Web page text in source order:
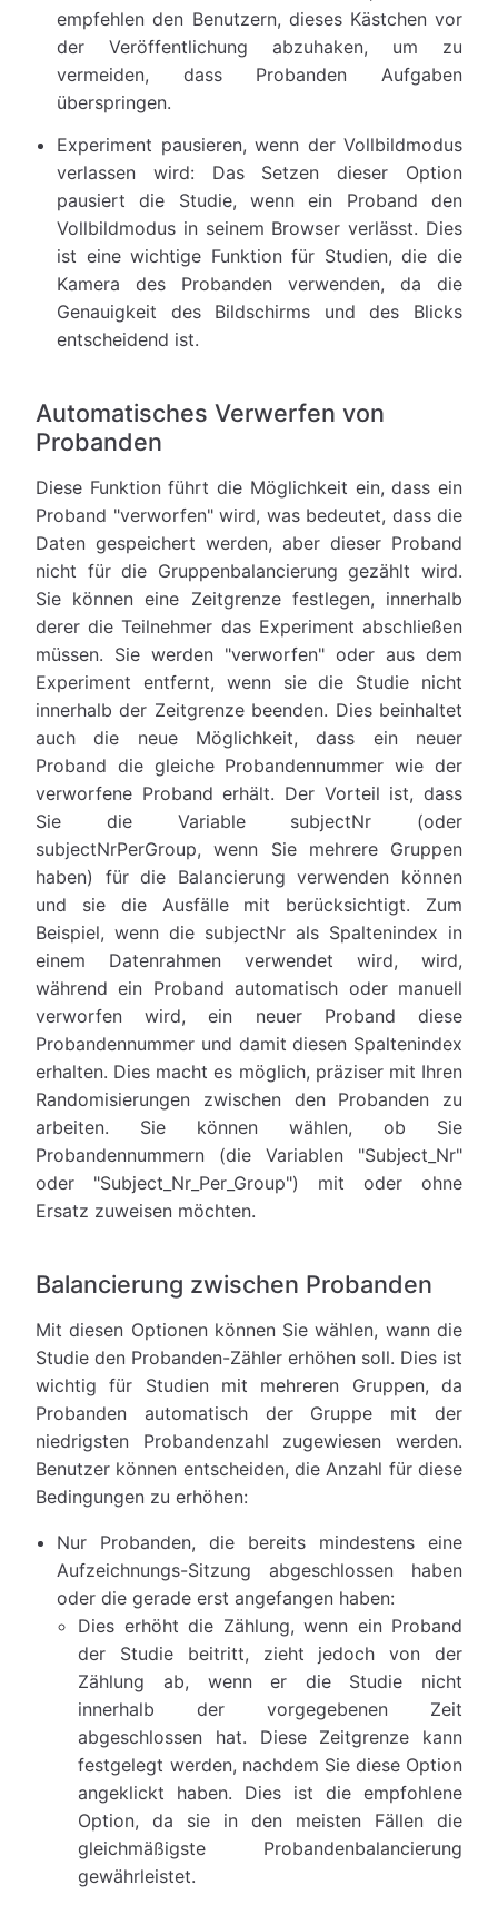
empfehlen den Benutzern, dieses Kästchen vor
der Veröffentlichung abzuhaken, um zu
vermeiden, dass Probanden Aufgaben
überspringen.
Experiment pausieren, wenn der Vollbildmodus
verlassen wird: Das Setzen dieser Option
pausiert die Studie, wenn ein Proband den
Vollbildmodus in seinem Browser verlässt. Dies
ist eine wichtige Funktion für Studien, die die
Kamera des Probanden verwenden, da die
Genauigkeit des Bildschirms und des Blicks
entscheidend ist.
Automatisches Verwerfen von
Probanden
Diese Funktion führt die Möglichkeit ein, dass ein
Proband "verworfen" wird, was bedeutet, dass die
Daten gespeichert werden, aber dieser Proband
nicht für die Gruppenbalancierung gezählt wird.
Sie können eine Zeitgrenze festlegen, innerhalb
derer die Teilnehmer das Experiment abschließen
müssen. Sie werden "verworfen" oder aus dem
Experiment entfernt, wenn sie die Studie nicht
innerhalb der Zeitgrenze beenden. Dies beinhaltet
auch die neue Möglichkeit, dass ein neuer
Proband die gleiche Probandennummer wie der
verworfene Proband erhält. Der Vorteil ist, dass
Sie die Variable subjectNr (oder
subjectNrPerGroup, wenn Sie mehrere Gruppen
haben) für die Balancierung verwenden können
und sie die Ausfälle mit berücksichtigt. Zum
Beispiel, wenn die subjectNr als Spaltenindex in
einem Datenrahmen verwendet wird, wird,
während ein Proband automatisch oder manuell
verworfen wird, ein neuer Proband diese
Probandennummer und damit diesen Spaltenindex
erhalten. Dies macht es möglich, präziser mit Ihren
Randomisierungen zwischen den Probanden zu
arbeiten. Sie können wählen, ob Sie
Probandennummern (die Variablen "Subject_Nr"
oder "Subject_Nr_Per_Group") mit oder ohne
Ersatz zuweisen möchten.
Balancierung zwischen Probanden
Mit diesen Optionen können Sie wählen, wann die
Studie den Probanden-Zähler erhöhen soll. Dies ist
wichtig für Studien mit mehreren Gruppen, da
Probanden automatisch der Gruppe mit der
niedrigsten Probandenzahl zugewiesen werden.
Benutzer können entscheiden, die Anzahl für diese
Bedingungen zu erhöhen:
Nur Probanden, die bereits mindestens eine
Aufzeichnungs-Sitzung abgeschlossen haben
oder die gerade erst angefangen haben:
Dies erhöht die Zählung, wenn ein Proband
der Studie beitritt, zieht jedoch von der
Zählung ab, wenn er die Studie nicht
innerhalb der vorgegebenen Zeit
abgeschlossen hat. Diese Zeitgrenze kann
festgelegt werden, nachdem Sie diese Option
angeklickt haben. Dies ist die empfohlene
Option, da sie in den meisten Fällen die
gleichmäßigste Probandenbalancierung
gewährleistet.